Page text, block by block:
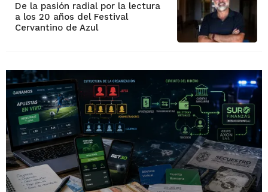
De la pasión radial por la lectura
a los 20 años del Festival
Cervantino de Azul